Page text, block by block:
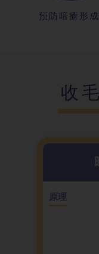
預防暗瘡形成
收
原理